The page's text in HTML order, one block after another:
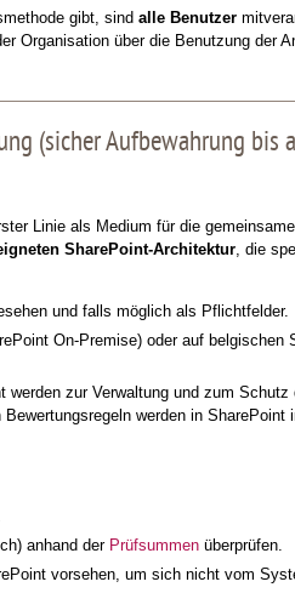
gibt, sind alle Benutzer
Organisation über die Benutzung der
(sicher Aufbewahrung
Linie als Medium für die
SharePoint-Architektur, die
und falls möglich als Pflichtfelder.
On-Premise) oder auf
werden zur Verwaltung und zum
werden in SharePoint
anhand der Prüfsummen überprüfen.
vorsehen, um sich nicht vom